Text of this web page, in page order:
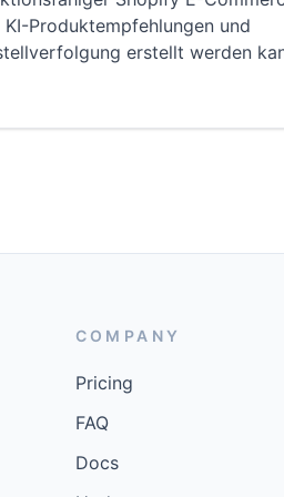
KI-Produktempfehlungen und
erstellt werden
COMPANY
Pricing
FAQ
Docs